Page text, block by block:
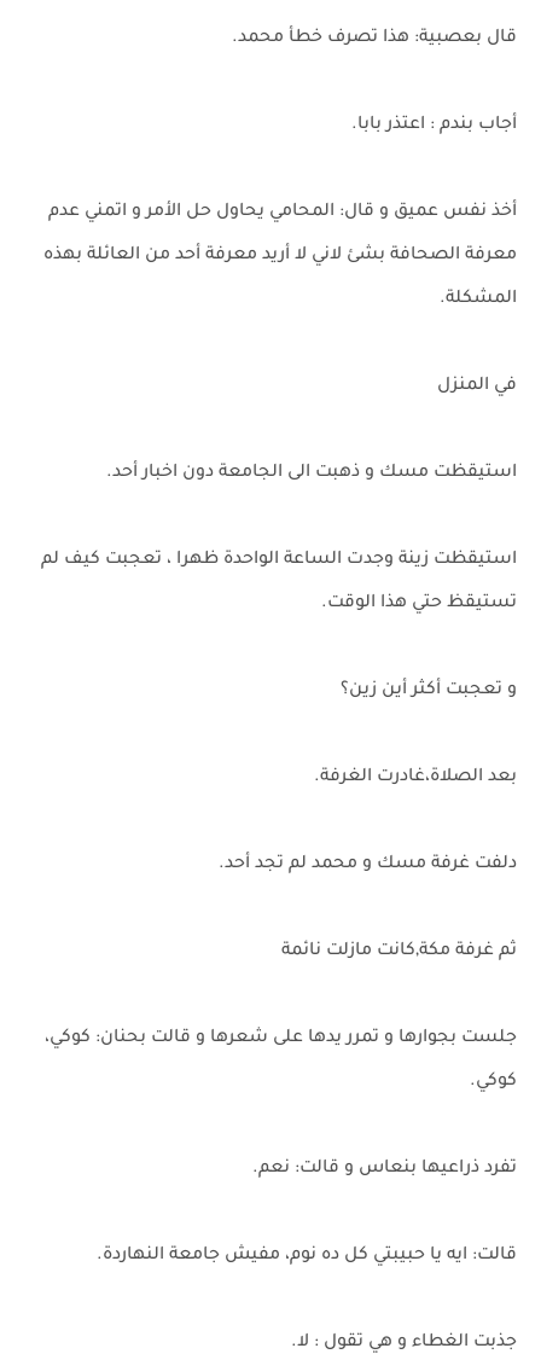
قال بعصبية: هذا تصرف خطأ محمد.
أجاب بندم : اعتذر بابا.
أخذ نفس عميق و قال: المحامي يحاول حل الأمر و اتمني عدم
معرفة الصحافة بشئ لاني لا أريد معرفة أحد من العائلة بهذه
المشكلة.
في المنزل
استيقظت مسك و ذهبت الى الجامعة دون اخبار أحد.
استيقظت زينة وجدت الساعة الواحدة ظهرا ، تعجبت كيف لم
تستيقظ حتي هذا الوقت.
و تعجبت أكثر أين زين؟
بعد الصلاة،غادرت الغرفة.
دلفت غرفة مسك و محمد لم تجد أحد.
ثم غرفة مكة,كانت مازلت نائمة
جلست بجوارها و تمرر يدها على شعرها و قالت بحنان: كوكي،
كوكي.
تفرد ذراعيها بنعاس و قالت: نعم.
قالت: ايه يا حبيبتي كل ده نوم، مفيش جامعة النهاردة.
جذبت الغطاء و هي تقول : لا.